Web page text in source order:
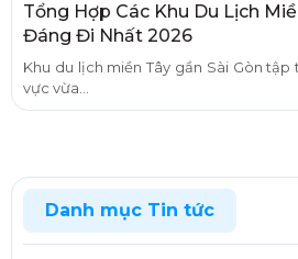
Tổng Hợp Các Khu Du Lịch
Đáng Đi Nhất 2026
Khu du lịch miền Tây gần Sài Gòn
vực vừa...
Danh mục Tin tức